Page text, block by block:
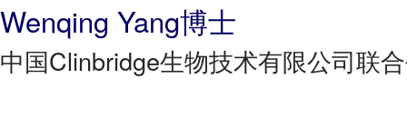
Wenqing Yang博士
中国Clinbridge生物技术有限公司联